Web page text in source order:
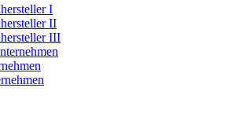
I
II
III